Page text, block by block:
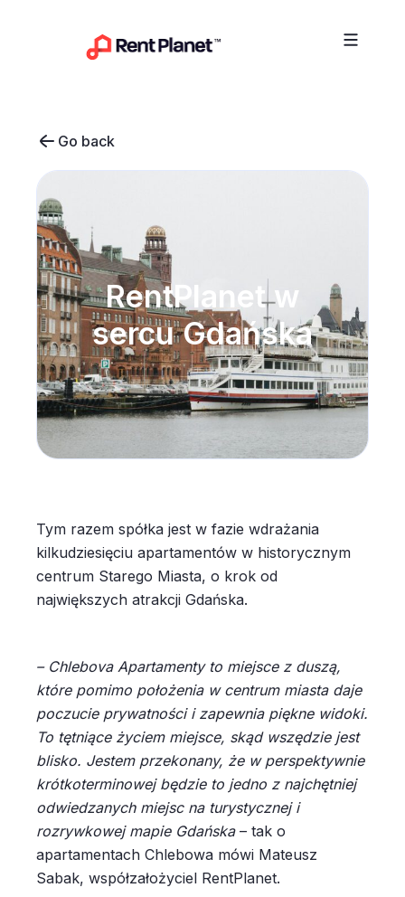
Go back
RentPlanet w
sercu Gdańska
Tym razem spółka jest w fazie wdrażania
kilkudziesięciu apartamentów w historycznym
centrum Starego Miasta, o krok od
największych atrakcji Gdańska.
– Chlebova Apartamenty to miejsce z duszą,
które pomimo położenia w centrum miasta daje
poczucie prywatności i zapewnia piękne widoki.
To tętniące życiem miejsce, skąd wszędzie jest
blisko. Jestem przekonany, że w perspektywnie
krótkoterminowej będzie to jedno z najchętniej
odwiedzanych miejsc na turystycznej i
rozrywkowej mapie Gdańska– tak o
apartamentach Chlebowa mówi Mateusz
Sabak, współzałożyciel RentPlanet.